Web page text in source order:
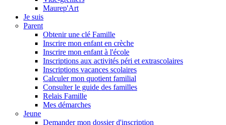
Maurep'Art
Je suis
Parent
Obtenir une clé Famille
Inscrire mon enfant en crèche
Inscrire mon enfant à l'école
Inscriptions aux activités péri et extrascolaires
Inscriptions vacances scolaires
Calculer mon quotient familial
Consulter le guide des familles
Relais Famille
Mes démarches
Jeune
Demander mon dossier d'inscription